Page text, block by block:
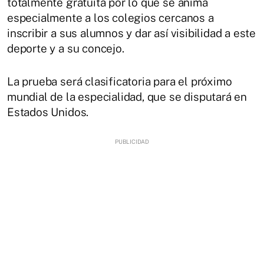
especialmente a los colegios cercanos a
inscribir a sus alumnos y dar así visibilidad a este
deporte y a su concejo.
La prueba será clasificatoria para el próximo
mundial de la especialidad, que se disputará en
Estados Unidos.